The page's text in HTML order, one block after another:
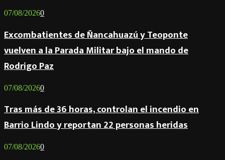
07/08/20260
Excombatientes de Ñancahuazú y Teoponte
vuelven a la Parada Militar bajo el mando de
Rodrigo Paz
07/08/20260
Tras más de 36 horas, controlan el incendio en
Barrio Lindo y reportan 22 personas heridas
07/08/20260